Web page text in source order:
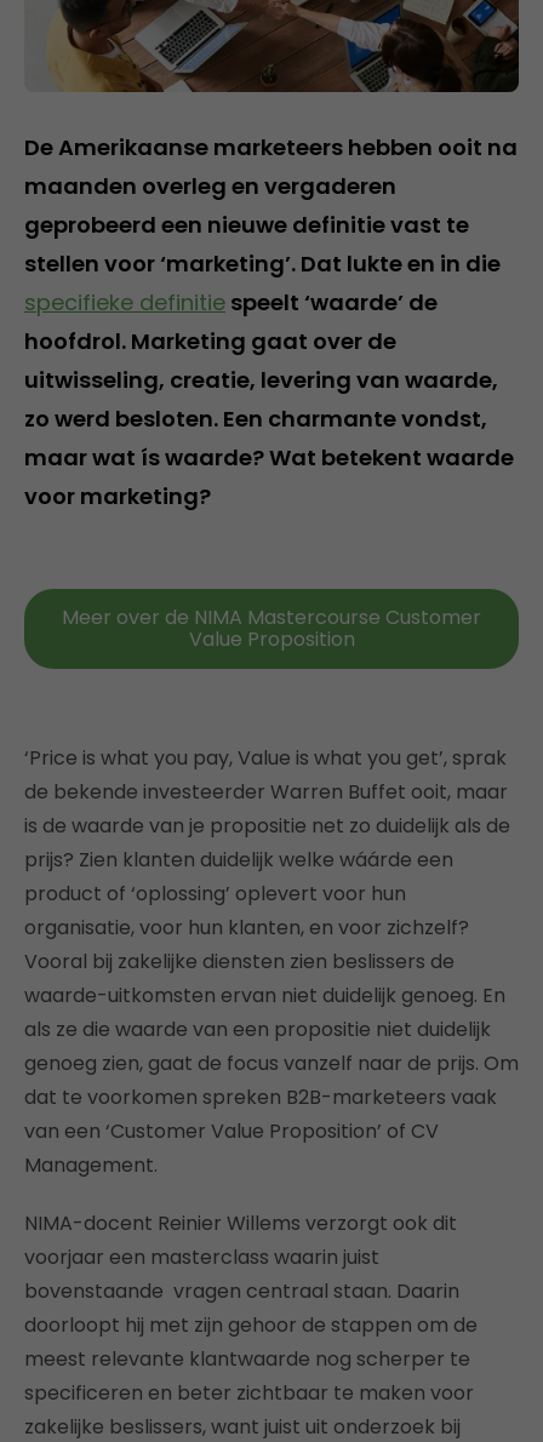
De Amerikaanse marketeers hebben ooit na
maanden overleg en vergaderen
geprobeerd een nieuwe definitie vast te
stellen voor ‘marketing’. Dat lukte en in die
specifieke definitie speelt ‘waarde’ de
hoofdrol. Marketing gaat over de
uitwisseling, creatie, levering van waarde,
zo werd besloten. Een charmante vondst,
maar wat ís waarde? Wat betekent waarde
voor marketing?
Meer over de NIMA Mastercourse Customer
Value Proposition
‘Price is what you pay, Value is what you get’, sprak
de bekende investeerder Warren Buffet ooit, maar
is de waarde van je propositie net zo duidelijk als de
prijs? Zien klanten duidelijk welke wáárde een
product of ‘oplossing’ oplevert voor hun
organisatie, voor hun klanten, en voor zichzelf?
Vooral bij zakelijke diensten zien beslissers de
waarde-uitkomsten ervan niet duidelijk genoeg. En
als ze die waarde van een propositie niet duidelijk
genoeg zien, gaat de focus vanzelf naar de prijs. Om
dat te voorkomen spreken B2B-marketeers vaak
van een ‘Customer Value Proposition’ of CV
Management.
NIMA-docent Reinier Willems verzorgt ook dit
voorjaar een masterclass waarin juist
bovenstaande vragen centraal staan. Daarin
doorloopt hij met zijn gehoor de stappen om de
meest relevante klantwaarde nog scherper te
specificeren en beter zichtbaar te maken voor
zakelijke beslissers, want juist uit onderzoek bij